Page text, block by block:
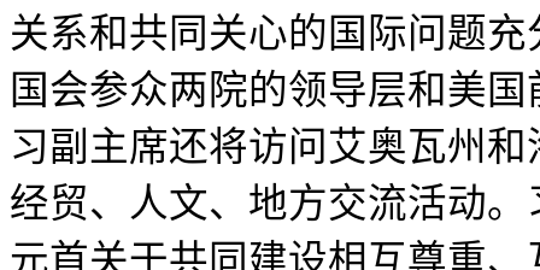
关系和共同关心的国际问题
国会参众两院的领导层和美
习副主席还将访问艾奥瓦州
经贸、人文、地方交流活动
元首关于共同建设相互尊重